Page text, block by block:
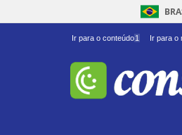
Ir para o conteúdo1 Ir para o